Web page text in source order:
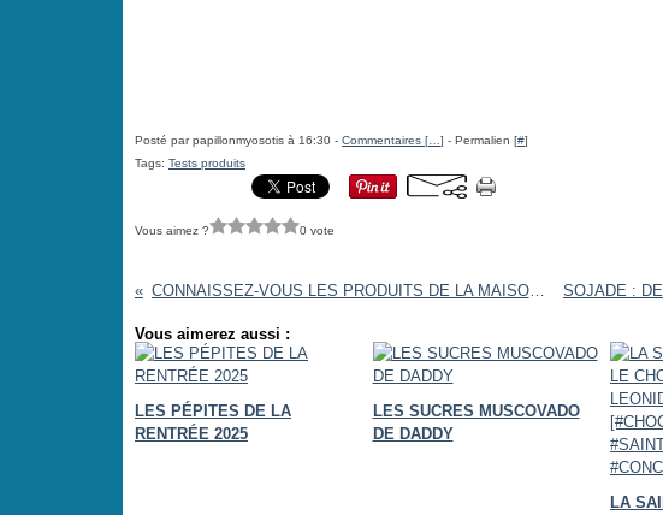
Posté par papillonmyosotis à 16:30 - Commentaires [ ] - Permalien [#]
Tags: Tests produits
Vous aimez ? 0 vote
CONNAISSEZ-VOUS LES PRODUITS DE LA MAISON LE GALL ? [#BRETAGNE #BREIZH #BEURRE #MADEINFRANCE #QUIMPER]
Vous aimerez aussi :
LES PÉPITES DE LA
RENTRÉE 2025
LES SUCRES MUSCOVADO
DE DADDY
LA